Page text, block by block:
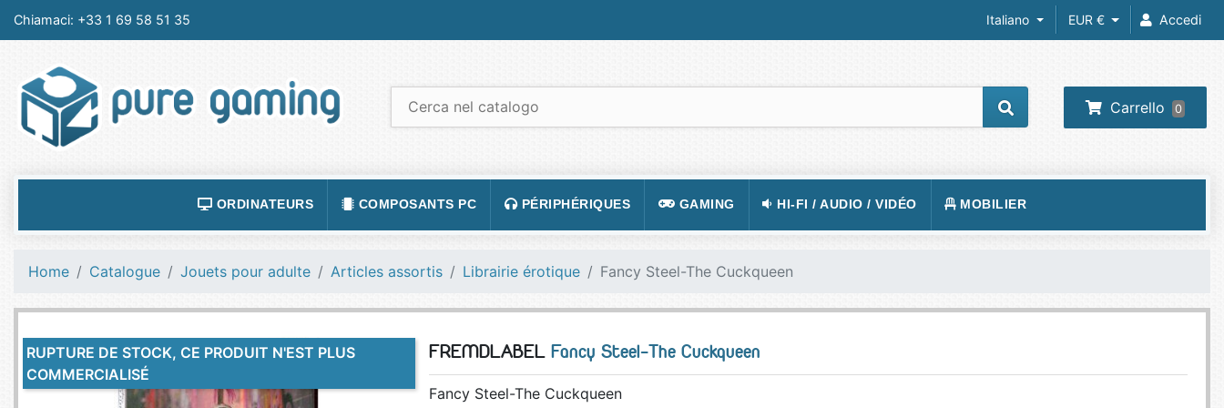
Chiamaci: +33 1 69 58 51 35 Italiano EUR € Accedi
Carrello 0
ORDINATEURS
ACCESSOIRES ORDINATEURS PORTABLES
LOGICIELS
TABLETTES
COMPOSANTS PC
ALIMENTATION
CARTE MÈRE
CARTE SON
PÉRIPHÉRIQUES
CLAVIER
TAPIS DE SOURIS
ÉCRAN
GAMING
CONSOLE
FIGURINES JEU
HI-FI / AUDIO / VIDÉO
APPAREIL PHOTO
MOBILIER
Home Catalogue Jouets pour adulte Articles assortis Librairie érotique Fancy Steel-The Cuckqueen
RUPTURE DE STOCK, CE PRODUIT N'EST PLUS
COMMERCIALISÉ
FREMDLABEL Fancy Steel-The Cuckqueen
Fancy Steel-The Cuckqueen